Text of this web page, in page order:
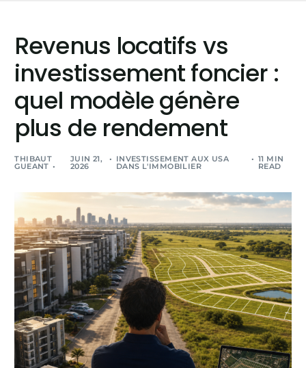
Revenus locatifs vs
investissement foncier :
quel modèle génère
plus de rendement
THIBAUT
GUEANT
JUIN 21,
2026
INVESTISSEMENT AUX USA
DANS L'IMMOBILIER
11 MIN
READ